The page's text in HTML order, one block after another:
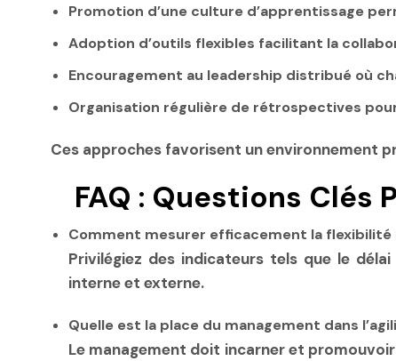
Promotion d’une culture d’apprentissage
Adoption d’outils flexibles facilitant la
Encouragement au leadership distribué où
Organisation régulière de rétrospectives
Ces approches favorisent un environnement
FAQ : Questions Clés
Comment mesurer efficacement la flexibilité
Privilégiez des indicateurs tels que le
interne et externe.
Quelle est la place du management dans
Le management doit incarner et